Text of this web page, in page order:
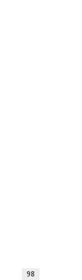
98